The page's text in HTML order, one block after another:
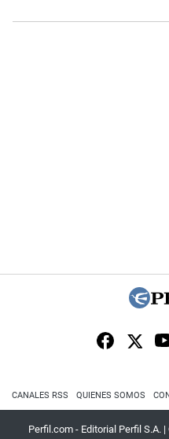
CANALES RSS QUIENES SOMOS
Perfil.com - Editorial Perfil S.A. |